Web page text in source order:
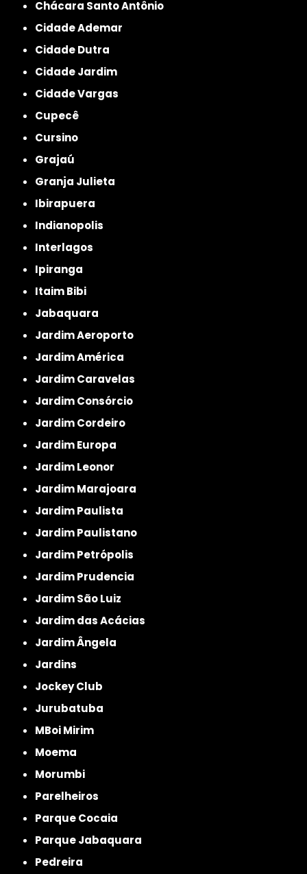
Chácara Santo Antônio
Cidade Ademar
Cidade Dutra
Cidade Jardim
Cidade Vargas
Cupecê
Cursino
Grajaú
Granja Julieta
Ibirapuera
Indianopolis
Interlagos
Ipiranga
Itaim Bibi
Jabaquara
Jardim Aeroporto
Jardim América
Jardim Caravelas
Jardim Consórcio
Jardim Cordeiro
Jardim Europa
Jardim Leonor
Jardim Marajoara
Jardim Paulista
Jardim Paulistano
Jardim Petrópolis
Jardim Prudencia
Jardim São Luiz
Jardim das Acácias
Jardim Ângela
Jardins
Jockey Club
Jurubatuba
MBoi Mirim
Moema
Morumbi
Parelheiros
Parque Cocaia
Parque Jabaquara
Pedreira